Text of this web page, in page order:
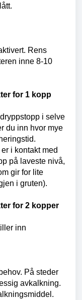
Rens
inne 8-10
for 1 kopp
i selve
du inn hvor mye
i kontakt med
på laveste nivå,
gir for lite
i gruten).
for 2 kopper
inn
På steder
avkalkning.